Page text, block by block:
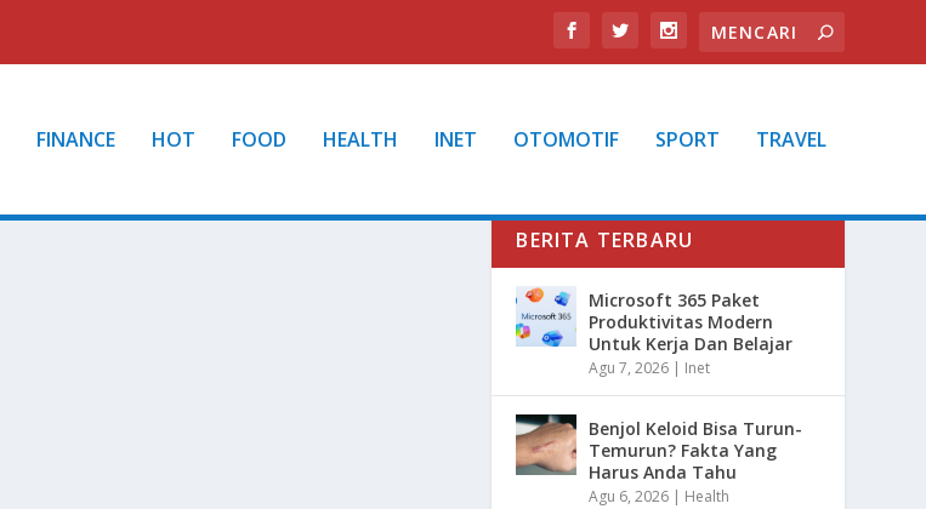
FINANCE HOT FOOD HEALTH INET OTOMOTIF SPORT TRAVEL
BERITA TERBARU
Microsoft 365 Paket
Produktivitas Modern
Untuk Kerja Dan Belajar
Agu 7, 2026 | Inet
Benjol Keloid Bisa Turun-
Temurun? Fakta Yang
Harus Anda Tahu
Agu 6, 2026 | Health